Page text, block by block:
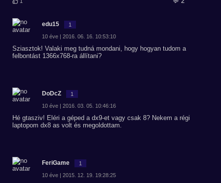
edu15 1
10 éve | 2016. 06. 16. 10:53:10
Sziasztok! Valaki meg tudná mondani, hogy hogyan tudom a
felbontást 1366x768-ra állítani?
DoDcZ 1
10 éve | 2016. 03. 05. 10:46:16
Hé gtasziv! Eléri a géped a dx9-et vagy csak 8? Nekem a régi
laptopom dx8 as volt és megoldottam.
FeriGame 1
10 éve | 2015. 12. 19. 19:28:25